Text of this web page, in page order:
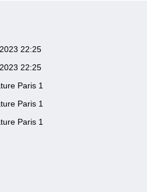
22:25
22:25
Paris 1
Paris 1
Paris 1